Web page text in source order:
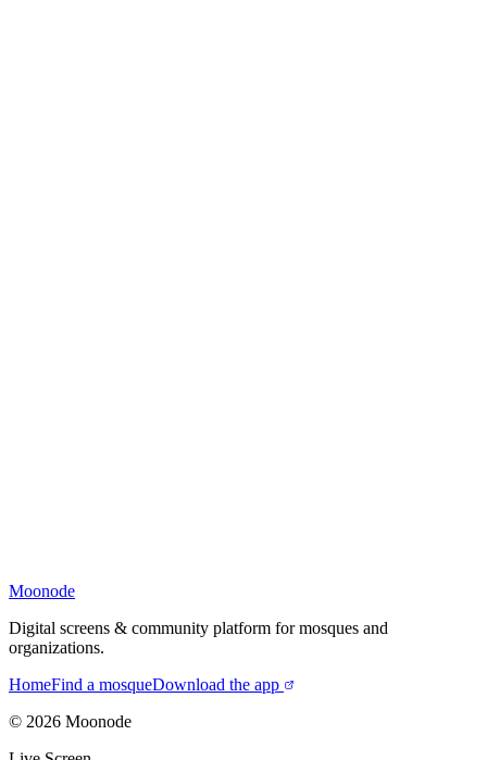
Moonode
Digital screens & community platform for mosques and
organizations.
HomeFind a mosqueDownload the app
© 2026 Moonode